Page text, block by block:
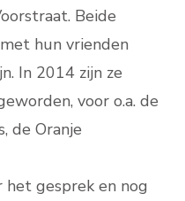
Beide
hun vrienden
In 2014 zijn ze
voor o.a. de
de Oranje
het gesprek en nog